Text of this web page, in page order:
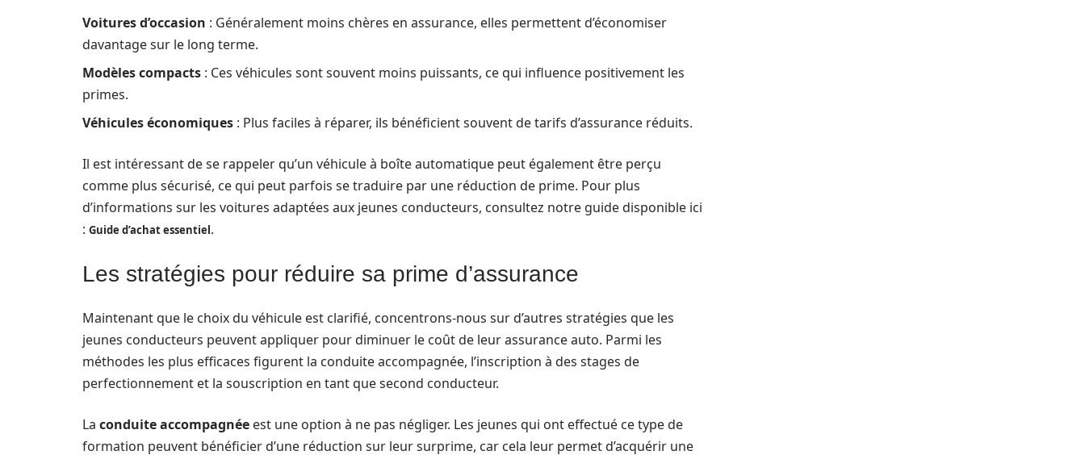
Voitures d’occasion : Généralement moins chères en assurance, elles permettent d’économiser
davantage sur le long terme.
Modèles compacts : Ces véhicules sont souvent moins puissants, ce qui influence positivement les
primes.
Véhicules économiques : Plus faciles à réparer, ils bénéficient souvent de tarifs d’assurance réduits.
Il est intéressant de se rappeler qu’un véhicule à boîte automatique peut également être perçu
comme plus sécurisé, ce qui peut parfois se traduire par une réduction de prime. Pour plus
d’informations sur les voitures adaptées aux jeunes conducteurs, consultez notre guide disponible ici
: Guide d’achat essentiel.
Les stratégies pour réduire sa prime d’assurance
Maintenant que le choix du véhicule est clarifié, concentrons-nous sur d’autres stratégies que les
jeunes conducteurs peuvent appliquer pour diminuer le coût de leur assurance auto. Parmi les
méthodes les plus efficaces figurent la conduite accompagnée, l’inscription à des stages de
perfectionnement et la souscription en tant que second conducteur.
La conduite accompagnée est une option à ne pas négliger. Les jeunes qui ont effectué ce type de
formation peuvent bénéficier d’une réduction sur leur surprime, car cela leur permet d’acquérir une